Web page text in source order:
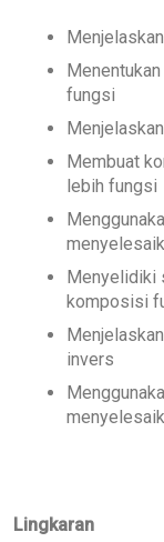
fungsi
Membuat
lebih fungsi
Menyelidiki
komposisi
invers
Lingkaran